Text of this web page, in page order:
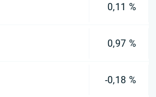
0,11 %
0,97 %
-0,18 %